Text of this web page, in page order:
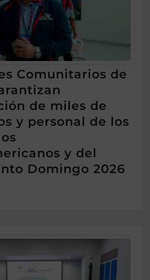
Comunitarios de
de miles de
y personal de los
y del
Domingo 2026